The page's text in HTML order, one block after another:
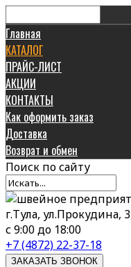
Главная
КАТАЛОГ
ПРАЙС-ЛИСТ
АКЦИИ
КОНТАКТЫ
Как оформить заказ
Доставка
Возврат и обмен
Поиск по сайту
г.Тула, ул.Прокудина, 3
с 9:00 до 18:00
+7 (4872) 22-37-18
ЗАКАЗАТЬ ЗВОНОК